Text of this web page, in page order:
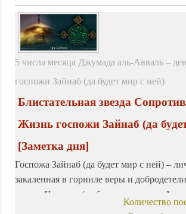
5 числа месяца Джумада аль-Авваль –
госпожи Зайнаб (да будет мир с ней)
Блистательная звезда
Жизнь госпожи Зайнаб (да
[Заметка дня]
Госпожа Зайнаб (да будет мир с ней) –
закаленная в горниле веры и
в доме Пророка (да благословит его
приветствует). Она выросла в лучезарной
Количество